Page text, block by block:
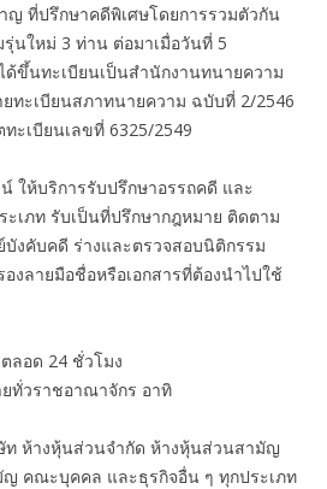
ญ ที่ปรึกษาคดีพิเศษโดยการรวมตัวกัน
นใหม่ 3 ท่าน ต่อมาเมื่อวันที่ 5
ด้ขึ้นทะเบียนเป็นสำนักงานทนายความ
ทะเบียนสภาทนายความ ฉบับที่ 2/2546
ะเบียนเลขที่ 6325/2549
ให้บริการรับปรึกษาอรรถคดี และ
ะเภท รับเป็นที่ปรึกษากฎหมาย ติดตาม
งคับคดี ร่างและตรวจสอบนิติกรรม
งลายมือชื่อหรือเอกสารที่ต้องนำไปใช้
ลอด 24 ชั่วโมง
ทั่วราชอาณาจักร อาทิ
ท ห้างหุ้นส่วนจำกัด ห้างหุ้นส่วนสามัญ
คณะบุคคล และธุรกิจอื่น ๆ ทุกประเภท